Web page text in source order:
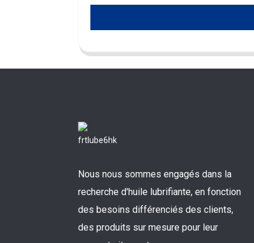
Nous nous sommes engagés dans la
recherche d'huile lubrifiante, en fonction
des besoins différenciés des clients,
des produits sur mesure pour leur